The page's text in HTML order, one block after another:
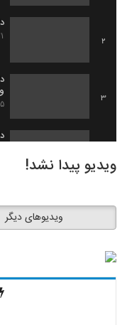
2
3
ویدیو پیدا نشد!
ویدیوهای دیگر